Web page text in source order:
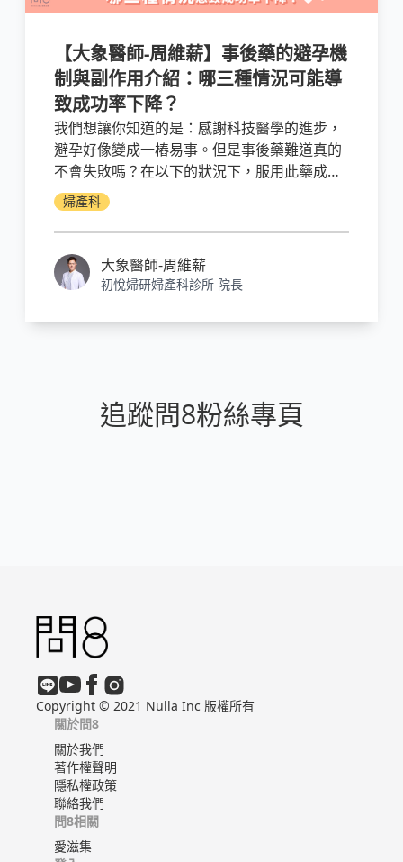
【大象醫師-周維薪】事後藥的避孕機
制與副作用介紹：哪三種情況可能導
致成功率下降？
我們想讓你知道的是：感謝科技醫學的進步，
避孕好像變成一樁易事。但是事後藥難道真的
不會失敗嗎？在以下的狀況下，服用此藥成功
率降低。若月經延遲的話，請一定要驗孕。
婦產科
大象醫師-周維薪
初悅婦研婦產科診所 院長
追蹤問8粉絲專頁
Copyright © 2021 Nulla Inc 版權所有
關於問8
關於我們
著作權聲明
隱私權政策
聯絡我們
問8相關
愛滋集